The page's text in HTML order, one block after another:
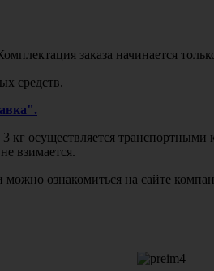
заказа начинается
средств.
3 кг осуществляется
взимается.
можно ознакомиться на сайте